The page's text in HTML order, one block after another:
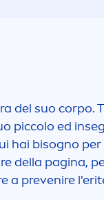
del suo corpo.
piccolo ed
hai bisogno
della pagina,
a prevenire